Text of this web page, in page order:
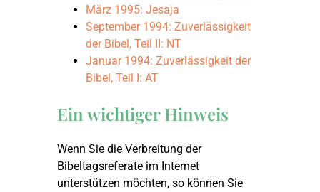
März 1995: Jesaja
September 1994: Zuverlässigkeit
der Bibel, Teil II: NT
Januar 1994: Zuverlässigkeit der
Bibel, Teil I: AT
Ein wichtiger Hinweis
Wenn Sie die Verbreitung der
Bibeltagsreferate im Internet
unterstützen möchten, so können Sie